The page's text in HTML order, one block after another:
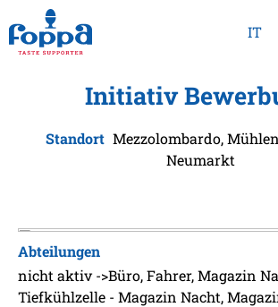
springen
IT
Initiativ
Standort Mezzolombardo,
Neumarkt
Abteilungen
nicht aktiv ->Büro, Fahrer, Magazin
Tiefkühlzelle - Magazin Nacht,